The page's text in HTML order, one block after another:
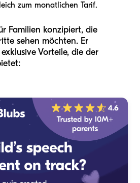
zum monatlichen Tarif.
Familien konzipiert, die
sehen möchten. Er
Vorteile, die der